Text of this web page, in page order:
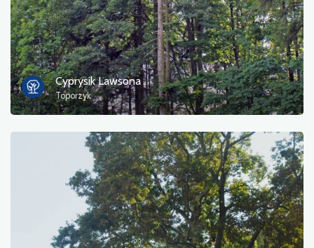
Cyprysik Lawsona
Toporzyk